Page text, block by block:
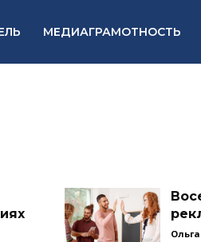
МЕДИАГРАМОТНОСТЬ